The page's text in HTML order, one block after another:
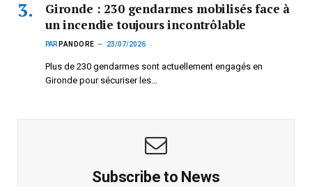
Gironde : 230 gendarmes mobilisés face à
un incendie toujours incontrôlable
PAR PANDORE 23/07/2026
Plus de 230 gendarmes sont actuellement engagés en
Gironde pour sécuriser les…
Subscribe to News